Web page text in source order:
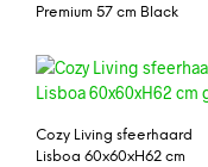
Premium 57 cm Black
Cozy Living sfeerhaard
Lisboa 60x60xH62 cm